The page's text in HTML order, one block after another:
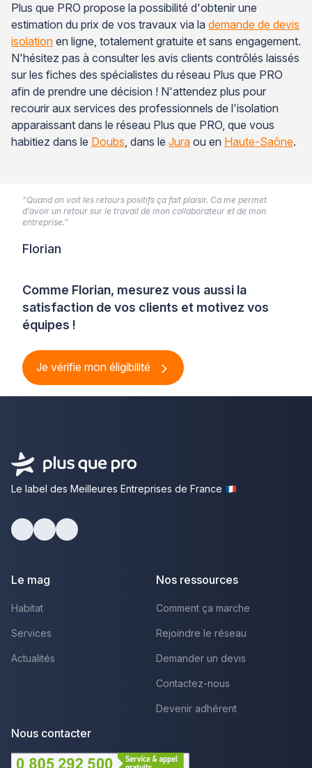
Plus que PRO propose la possibilité d'obtenir une
estimation du prix de vos travaux via la demande de devis
isolation en ligne, totalement gratuite et sans engagement.
N'hésitez pas à consulter les avis clients contrôlés laissés
sur les fiches des spécialistes du réseau Plus que PRO
afin de prendre une décision ! N'attendez plus pour
recourir aux services des professionnels de l'isolation
apparaissant dans le réseau Plus que PRO, que vous
habitiez dans le Doubs, dans le Jura ou en Haute-Saône.
Comme Florian, mesurez vous aussi la
satisfaction de vos clients et motivez vos
équipes !
Je vérifie mon éligibilité
“Quand on voit les retours positifs ça fait plaisir. Ca me permet
d’avoir un retour sur le travail de mon collaborateur et de mon
entreprise.”
Florian
Le label des Meilleures Entreprises de France
Le mag
Habitat
Services
Actualités
Nos ressources
Comment ça marche
Rejoindre le réseau
Demander un devis
Contactez-nous
Devenir adhérent
Nous contacter